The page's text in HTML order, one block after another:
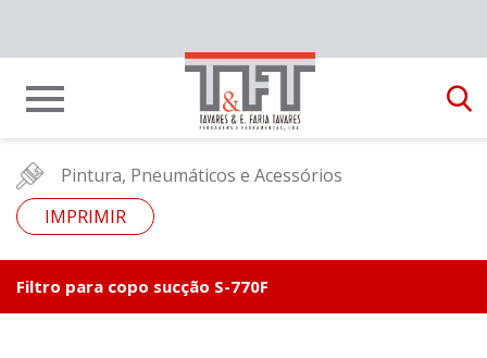
Pintura, Pneumáticos e Acessórios
IMPRIMIR
Filtro para copo sucção S-770F